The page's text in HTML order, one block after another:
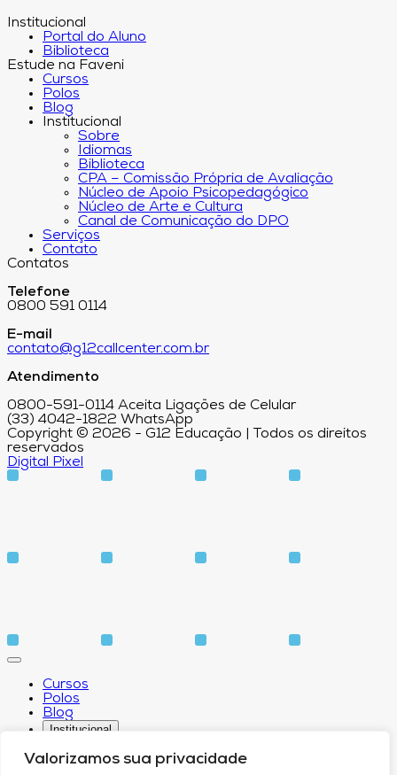
Valorizamos sua privacidade
Institucional
Portal do Aluno
Biblioteca
Estude na Faveni
Cursos
Polos
Blog
Institucional
Sobre
Idiomas
Biblioteca
CPA – Comissão Própria de Avaliação
Núcleo de Apoio Psicopedagógico
Núcleo de Arte e Cultura
Canal de Comunicação do DPO
Serviços
Contato
Contatos
Telefone
0800 591 0114
E-mail
contato@g12callcenter.com.br
Atendimento
0800-591-0114 Aceita Ligações de Celular
(33) 4042-1822 WhatsApp
Copyright © 2026 - G12 Educação | Todos os direitos
reservados
Digital Pixel
Cursos
Polos
Blog
Institucional